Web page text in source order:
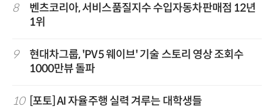
8
벤츠코리아, 서비스품질지수 수입자동차판매점 12년
1위
9
현대차그룹, 'PV5 웨이브' 기술 스토리 영상 조회수
1000만뷰 돌파
10 [포토] AI 자율주행 실력 겨루는 대학생들